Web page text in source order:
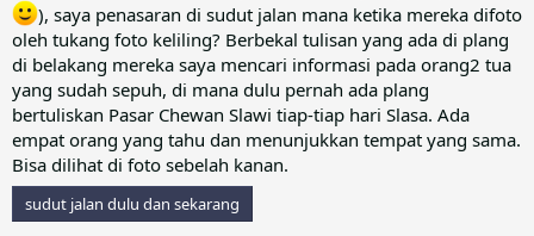
), saya penasaran di sudut jalan mana ketika mereka difoto
oleh tukang foto keliling? Berbekal tulisan yang ada di plang
di belakang mereka saya mencari informasi pada orang2 tua
yang sudah sepuh, di mana dulu pernah ada plang
bertuliskan Pasar Chewan Slawi tiap-tiap hari Slasa. Ada
empat orang yang tahu dan menunjukkan tempat yang sama.
Bisa dilihat di foto sebelah kanan.
sudut jalan dulu dan sekarang